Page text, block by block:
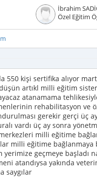
İbrahim
Özel Eğitim
550 kişi sertifika alıyor
artıkl milli eğitim
atanamama
rehabilitasyon ve
gerekir gerçi üç
vardı üç ay sonra
milli eğitime
milli eğitime bağlanmaya
geçmeye başladı
atandıysa yakında
saygılar